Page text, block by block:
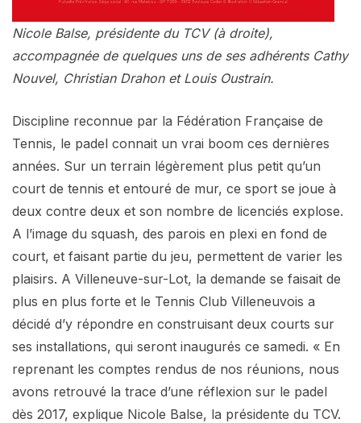
Nicole Balse, présidente du TCV (à droite),
accompagnée de quelques uns de ses adhérents Cathy
Nouvel, Christian Drahon et Louis Oustrain.
Discipline reconnue par la Fédération Française de
Tennis, le padel connait un vrai boom ces dernières
années. Sur un terrain légèrement plus petit qu’un
court de tennis et entouré de mur, ce sport se joue à
deux contre deux et son nombre de licenciés explose.
A l’image du squash, des parois en plexi en fond de
court, et faisant partie du jeu, permettent de varier les
plaisirs. A Villeneuve-sur-Lot, la demande se faisait de
plus en plus forte et le Tennis Club Villeneuvois a
décidé d’y répondre en construisant deux courts sur
ses installations, qui seront inaugurés ce samedi. « En
reprenant les comptes rendus de nos réunions, nous
avons retrouvé la trace d’une réflexion sur le padel
dès 2017, explique Nicole Balse, la présidente du TCV.